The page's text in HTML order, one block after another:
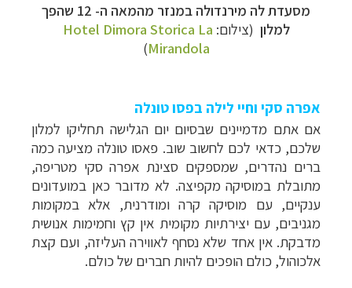
מסעדת לה מירנדולה במנזר מהמאה ה- 12 שהפך
למלון (צילום: Hotel Dimora Storica La
Mirandola
)
אפרה סקי וחיי לילה בפסו טונלה
אם אתם מדמיינים שבסיום יום הגלישה תחליקו למלון
שלכם, כדאי לכם לחשוב שוב. פאסו טונלה מציעה כמה
ברים נהדרים, שמספקים סצינת אפרה סקי מטריפה,
מתובלת במוסיקה מקפיצה. לא מדובר כאן במועדונים
ענקיים, עם מוסיקה קרה ומודרנית, אלא במקומות
מגניבים, עם יצירתיות מקומית אין קץ וחמימות אנושית
מדבקת. אין אחד שלא נסחף לאווירה העליזה, ועם קצת
אלכוהול, כולם הופכים להיות חברים של כולם.